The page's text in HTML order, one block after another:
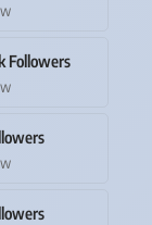
Followers